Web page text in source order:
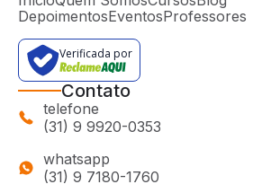
DepoimentosEventosProfessores
Verificada por
Contato
telefone
(31) 9 9920-0353
whatsapp
(31) 9 7180-1760